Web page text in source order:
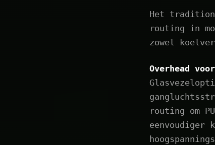
Het
routing in
zowel
Overhead
routing om
eenvoudiger